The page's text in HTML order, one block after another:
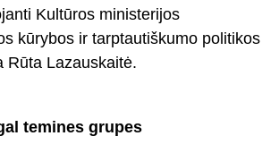
Kultūros ministerijos
kūrybos ir tarptautiškumo politikos
Rūta Lazauskaitė.
temines grupes